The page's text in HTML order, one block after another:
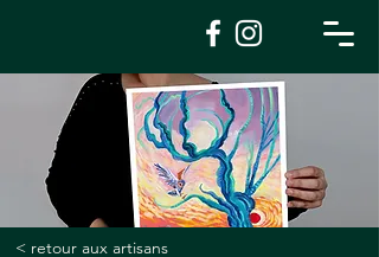
< retour aux artisans